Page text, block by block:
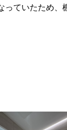
ていたため、